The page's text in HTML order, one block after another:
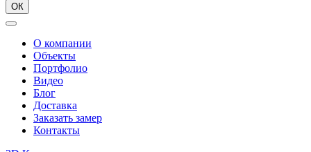
ОК
О компании
Объекты
Портфолио
Видео
Блог
Доставка
Заказать замер
Контакты